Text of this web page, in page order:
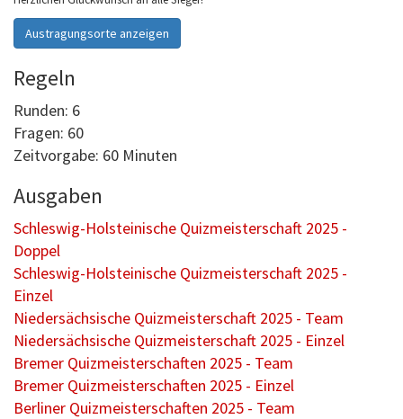
Austragungsorte anzeigen
Regeln
Runden: 6
Fragen: 60
Zeitvorgabe: 60 Minuten
Ausgaben
Schleswig-Holsteinische Quizmeisterschaft 2025 -
Doppel
Schleswig-Holsteinische Quizmeisterschaft 2025 -
Einzel
Niedersächsische Quizmeisterschaft 2025 - Team
Niedersächsische Quizmeisterschaft 2025 - Einzel
Bremer Quizmeisterschaften 2025 - Team
Bremer Quizmeisterschaften 2025 - Einzel
Berliner Quizmeisterschaften 2025 - Team